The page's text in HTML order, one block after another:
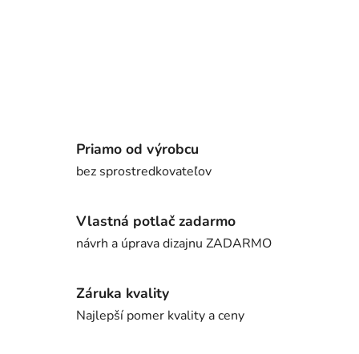
Priamo od výrobcu
bez sprostredkovateľov
Vlastná potlač zadarmo
návrh a úprava dizajnu ZADARMO
Záruka kvality
Najlepší pomer kvality a ceny